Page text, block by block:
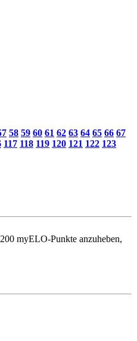
58 59 60 61 62 63 64 65 66 67
117 118 119 120 121 122 123
myELO-Punkte anzuheben,